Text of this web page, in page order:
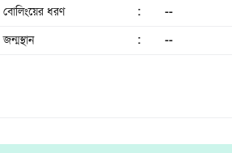
বোলিংয়ের ধরণ
:
--
জন্মস্থান
: --